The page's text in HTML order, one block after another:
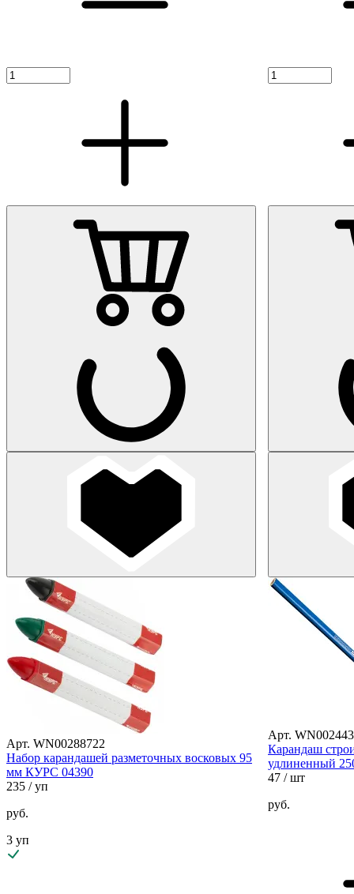
Арт. WN00288722
Набор карандашей разметочных восковых 95
мм КУРС 04390
235 / уп
руб.
3 уп
Арт.
Карандаш
удлиненный
47 / шт
руб.